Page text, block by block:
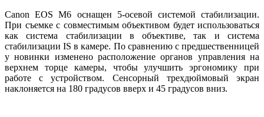
Canon EOS M6 оснащен 5-осевой системой стабилизации.
При съемке с совместимым объективом будет использоваться
как система стабилизации в объективе, так и система
стабилизации IS в камере. По сравнению с предшественницей
у новинки изменено расположение органов управления на
верхнем торце камеры, чтобы улучшить эргономику при
работе с устройством. Сенсорный трехдюймовый экран
наклоняется на 180 градусов вверх и 45 градусов вниз.